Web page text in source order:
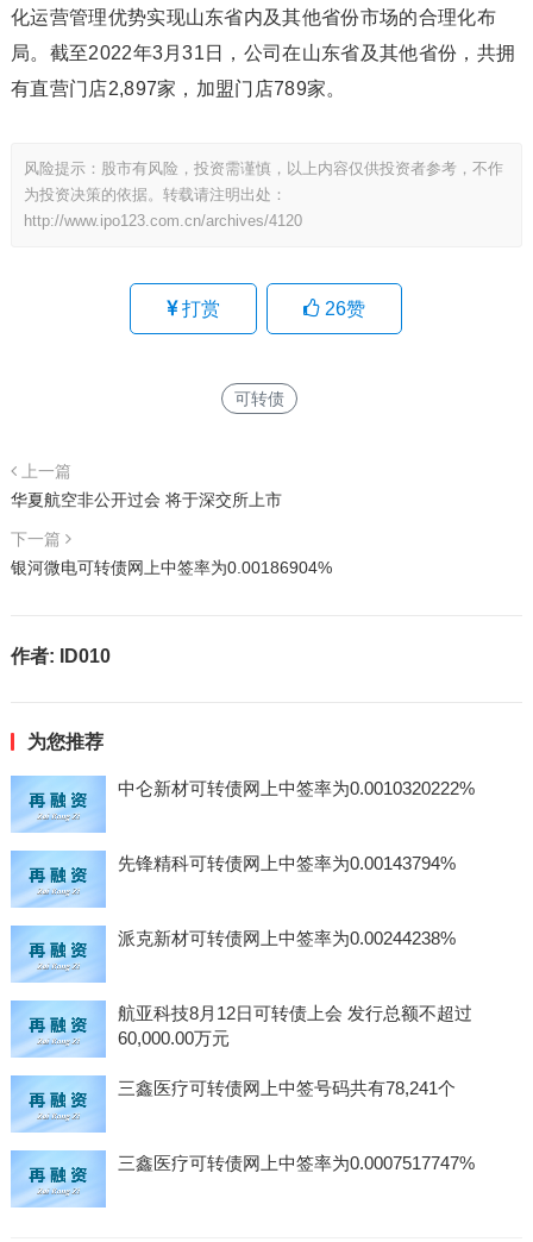
化运营管理优势实现山东省内及其他省份市场的合理化布
局。截至2022年3月31日，公司在山东省及其他省份，共拥
有直营门店2,897家，加盟门店789家。
风险提示：股市有风险，投资需谨慎，以上内容仅供投资者参考，不作
为投资决策的依据。转载请注明出处：
http://www.ipo123.com.cn/archives/4120
打赏 26赞
可转债
上一篇
华夏航空非公开过会 将于深交所上市
下一篇
银河微电可转债网上中签率为0.00186904%
作者: ID010
为您推荐
中仑新材可转债网上中签率为0.0010320222%
先锋精科可转债网上中签率为0.00143794%
派克新材可转债网上中签率为0.00244238%
航亚科技8月12日可转债上会 发行总额不超过
60,000.00万元
三鑫医疗可转债网上中签号码共有78,241个
三鑫医疗可转债网上中签率为0.0007517747%